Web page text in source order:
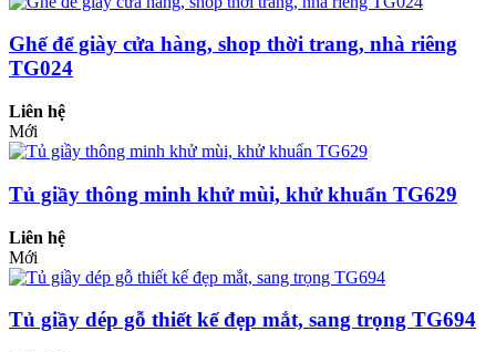
Ghế để giày cửa hàng, shop thời trang, nhà riêng
TG024
Liên hệ
Mới
Tủ giầy thông minh khử mùi, khử khuẩn TG629
Liên hệ
Mới
Tủ giầy dép gỗ thiết kế đẹp mắt, sang trọng TG694